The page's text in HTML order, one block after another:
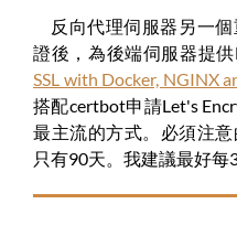
反向代理伺服器另一
證後，為後端伺服器提
SSL with Docker, NGINX
搭配certbot申請Let's
最主流的方式。必須注
只有90天。我建議最好每